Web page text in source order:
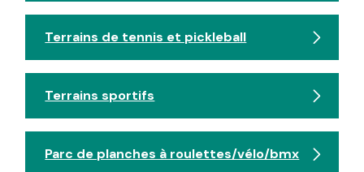
Terrains de tennis et pickleball
Terrains sportifs
Parc de planches à roulettes/vélo/bmx